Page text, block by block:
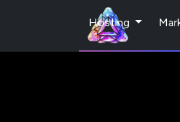
Hosting